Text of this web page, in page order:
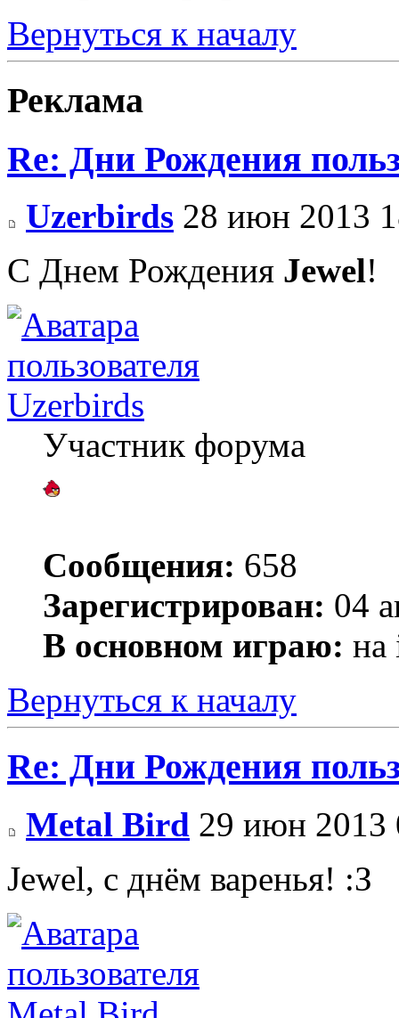
Вернуться к началу
Реклама
Re: Дни Рождения
Uzerbirds 28 июн 2013
С Днем Рождения Jewel!
Uzerbirds
Участник форума
Сообщения: 658
Зарегистрирован: 04
В основном играю: на
Вернуться к началу
Re: Дни Рождения
Metal Bird 29 июн 2013
Jewel, с днём варенья! :З